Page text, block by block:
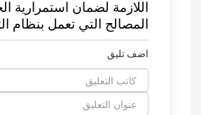
اللازمة لضمان استمرارية
المصالح التي تعمل بنظام
اضف تليق